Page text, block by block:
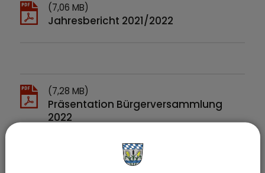
(7,06 MB)
Jahresbericht 2021/2022
(7,28 MB)
Präsentation Bürgerversammlung
2022